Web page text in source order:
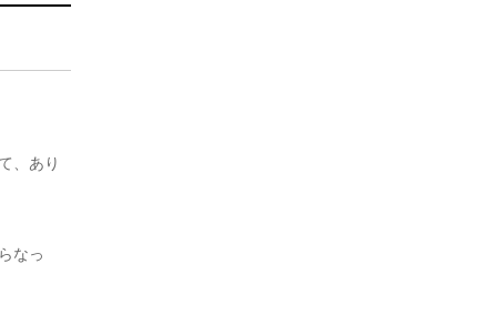
、あり
なっ